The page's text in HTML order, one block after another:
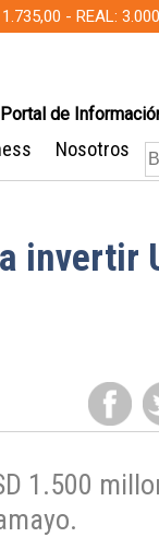
1.735,00 - REAL:
Portal de
Nosotros
invertir
1.500